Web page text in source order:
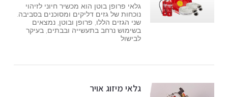
גלאי פרופן בוטן הוא מכשיר חיוני לזיהוי
נוכחות של גזים דליקים ומסוכנים בסביבה.
שני הגזים הללו, פרופן ובוטן, נמצאים
בשימוש נרחב בתעשייה ובבתים, בעיקר
לבישול
גלאי מיזוג אויר